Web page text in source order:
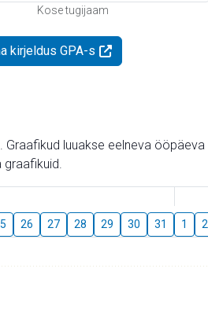
Kose tugijaam
kirjeldus GPA-s
luuakse eelneva ööpäeva
26 27 28 29 30 31 1 2